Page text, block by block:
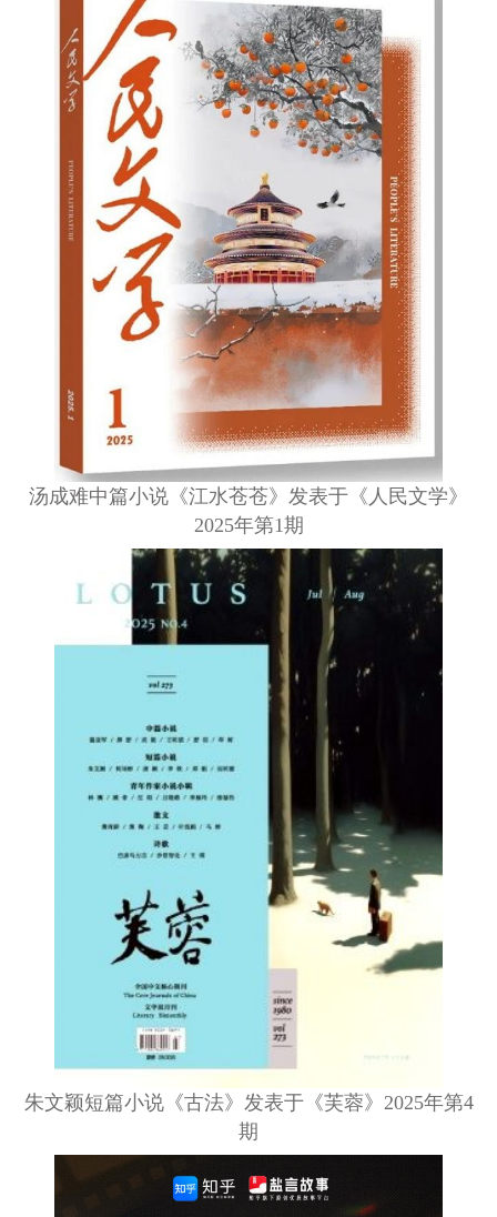
汤成难中篇小说《江水苍苍》发表于《人民文学》
2025年第1期
朱文颖短篇小说《古法》发表于《芙蓉》2025年第4
期